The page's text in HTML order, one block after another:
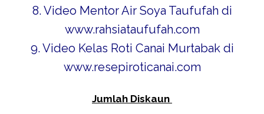
8. Video Mentor Air Soya Taufufah di
www.rahsiataufufah.com
9. Video Kelas Roti Canai Murtabak di
www.resepiroticanai.com
Jumlah Diskaun